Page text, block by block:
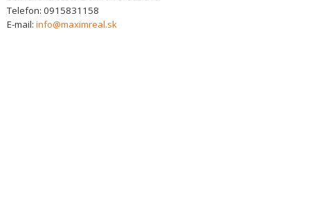
Telefon: 0915831158
E-mail: info@maximreal.sk